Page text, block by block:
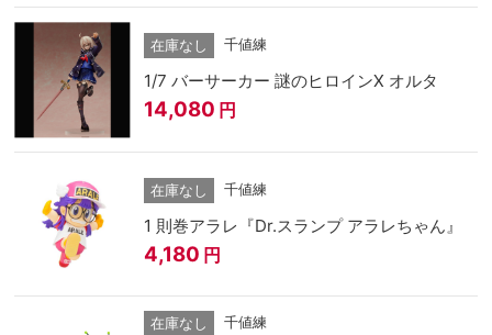
在庫なし 千値練
1/7 バーサーカー 謎のヒロインX オルタ
14,080 円
在庫なし 千値練
1 則巻アラレ『Dr.スランプ アラレちゃん』
4,180 円
在庫なし 千値練